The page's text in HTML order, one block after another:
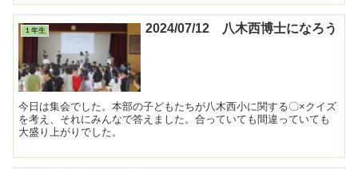
１年生 2024/07/12 八木西博士になろう
今日は集会でした。本部の子どもたちが八木西小に関する〇×クイズ
を考え、それにみんなで答えました。合っていても間違っていても
大盛り上がりでした。